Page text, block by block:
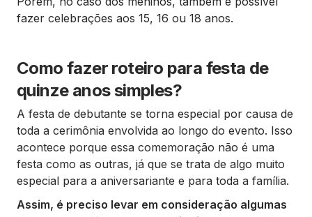
fazer celebrações aos 15, 16 ou 18 anos.
Como fazer roteiro para festa de
quinze anos simples?
A festa de debutante se torna especial por causa de
toda a cerimônia envolvida ao longo do evento. Isso
acontece porque essa comemoração não é uma
festa como as outras, já que se trata de algo muito
especial para a aniversariante e para toda a família.
Assim, é preciso levar em consideração algumas